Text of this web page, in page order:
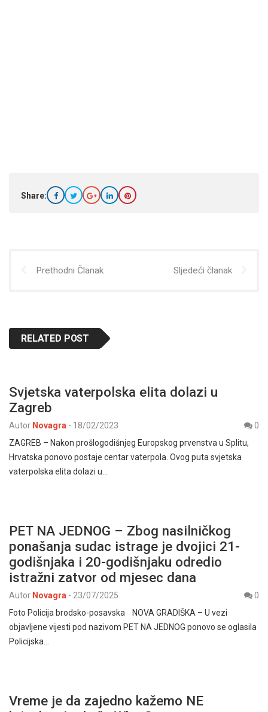
Share:
Prethodni Članak Sljedeći članak
RELATED POST
Svjetska vaterpolska elita dolazi u
Zagreb
Autor Novagra - 18/02/2023
0
ZAGREB – Nakon prošlogodišnjeg Europskog prvenstva u Splitu,
Hrvatska ponovo postaje centar vaterpola. Ovog puta svjetska
vaterpolska elita dolazi u…
PET NA JEDNOG – Zbog nasilničkog
ponašanja sudac istrage je dvojici 21-
godišnjaka i 20-godišnjaku odredio
istražni zatvor od mjesec dana
Autor Novagra - 23/07/2025
0
Foto Policija brodsko-posavska NOVA GRADIŠKA – U vezi
objavljene vijesti pod nazivom PET NA JEDNOG ponovo se oglasila
Policijska…
Vreme je da zajedno kažemo NE